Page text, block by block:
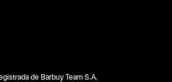
de Barbuy Team S.A.